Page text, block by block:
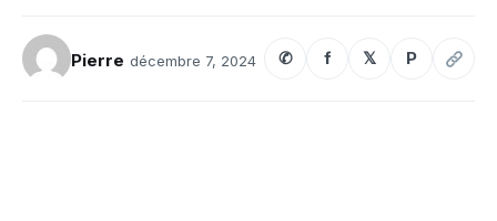
Pierre décembre 7, 2024 ✆ f 𝕏 P